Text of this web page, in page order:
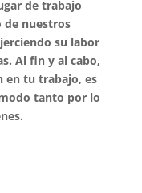
de trabajo
de nuestros
su labor
Al fin y al cabo,
en tu trabajo, es
tanto por lo